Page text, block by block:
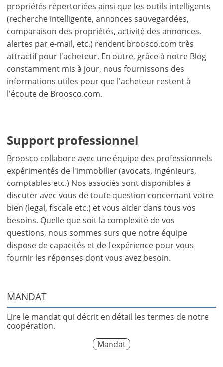
propriétés répertoriées ainsi que les outils intelligents
(recherche intelligente, annonces sauvegardées,
comparaison des propriétés, activité des annonces,
alertes par e-mail, etc.) rendent broosco.com très
attractif pour l'acheteur. En outre, grâce à notre Blog
constamment mis à jour, nous fournissons des
informations utiles pour que l'acheteur restent à
l'écoute de Broosco.com.
Support professionnel
Broosco collabore avec une équipe des professionnels
expérimentés de l'immobilier (avocats, ingénieurs,
comptables etc.) Nos associés sont disponibles à
discuter avec vous de toute question concernant votre
bien (legal, fiscale etc.) et vous aider dans tous vos
besoins. Quelle que soit la complexité de vos
questions, nous sommes surs que notre équipe
dispose de capacités et de l'expérience pour vous
fournir les réponses dont vous avez besoin.
MANDAT
Lire le mandat qui décrit en détail les termes de notre
coopération.
Mandat